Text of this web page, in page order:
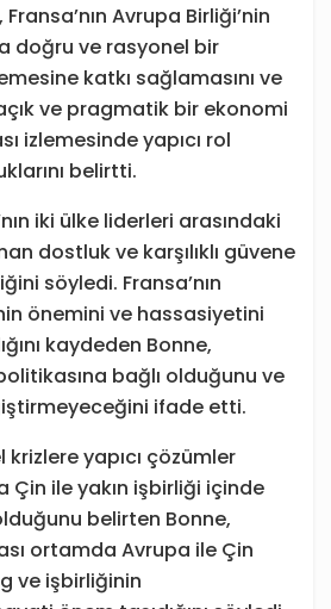
Avrupa Birliği’nin
doğru ve rasyonel bir
katkı sağlamasını ve
ve pragmatik bir ekonomi
izlemesinde yapıcı rol
belirtti.
iki ülke liderleri arasındaki
dostluk ve karşılıklı güvene
söyledi. Fransa’nın
önemini ve hassasiyetini
kaydeden Bonne,
bağlı olduğunu ve
ifade etti.
krizlere yapıcı çözümler
Çin ile yakın işbirliği içinde
belirten Bonne,
ortamda Avrupa ile Çin
ve işbirliğinin